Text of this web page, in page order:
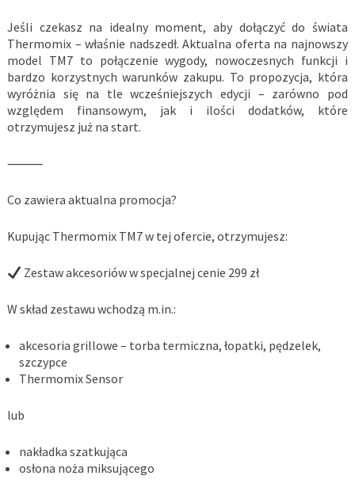
Jeśli czekasz na idealny moment, aby dołączyć do świata
Thermomix – właśnie nadszedł. Aktualna oferta na najnowszy
model TM7 to połączenie wygody, nowoczesnych funkcji i
bardzo korzystnych warunków zakupu. To propozycja, która
wyróżnia się na tle wcześniejszych edycji – zarówno pod
względem finansowym, jak i ilości dodatków, które
otrzymujesz już na start.
⸻
Co zawiera aktualna promocja?
Kupując Thermomix TM7 w tej ofercie, otrzymujesz:
Zestaw akcesoriów w specjalnej cenie 299 zł
W skład zestawu wchodzą m.in.:
akcesoria grillowe – torba termiczna, łopatki, pędzelek,
szczypce
Thermomix Sensor
lub
nakładka szatkująca
osłona noża miksującego